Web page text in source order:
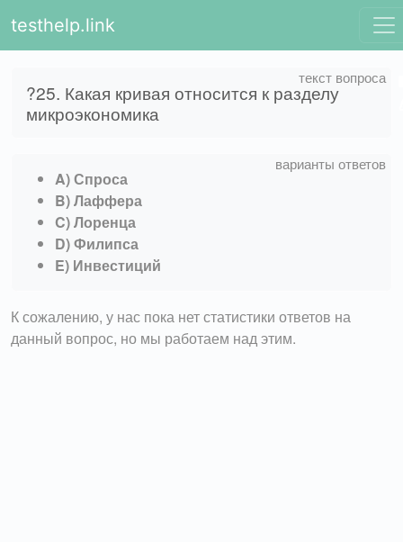
testhelp.link
?25. Какая кривая относится к разделу
микроэкономика
A) Спроса
B) Лаффера
C) Лоренца
D) Филипса
E) Инвестиций
К сожалению, у нас пока нет статистики ответов на
данный вопрос, но мы работаем над этим.